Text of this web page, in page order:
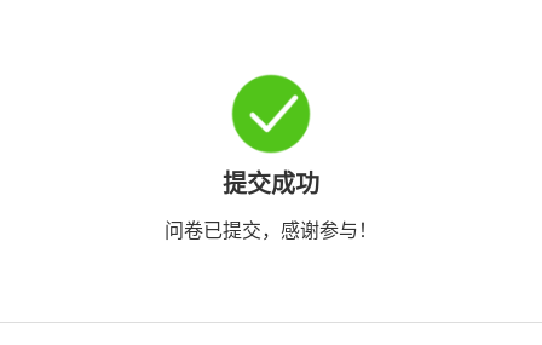
提交成功
问卷已提交，感谢参与！